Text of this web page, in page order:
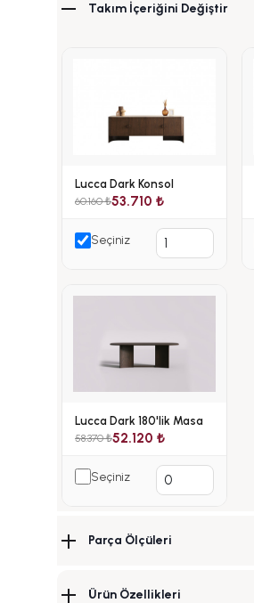
Takım İçeriğini Değiştir
Lucca Dark Konsol
60.160 ₺53.710 ₺
Seçiniz
Lucca Dark 180'lik Masa
58.370 ₺52.120 ₺
Seçiniz
Parça Ölçüleri
Ürün Özellikleri